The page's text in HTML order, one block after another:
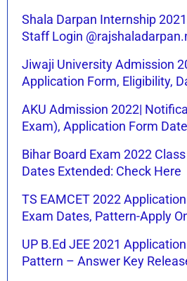
Shala Darpan Internship
Staff Login
Jiwaji University Admission
Application Form, Eligibility,
AKU Admission 2022|
Exam), Application Form
Bihar Board Exam 2022
Dates Extended: Check Here
TS EAMCET 2022
Exam Dates, Pattern-Apply
UP B.Ed JEE 2021
Pattern – Answer Key